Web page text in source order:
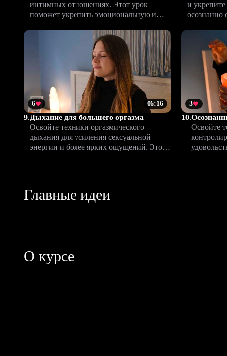
интимных отношениях. Этот урок
поможет укрепить эмоциональную и
правильно заданные намерения.
и укрепите
осознанно
06:16
6
9.Дыхание для большего оргазма
Освойте техники оргазмического
дыхания для усиления сексуальной
энергии и более ярких ощущений. Этот
3
10.
Освойте
Главные идеи
О курсе